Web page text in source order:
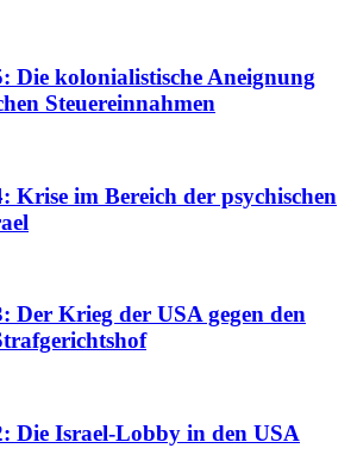
Die kolonialistische Aneignung
Steuereinnahmen
Krise im Bereich der psychischen
Der Krieg der USA gegen den
Die Israel-Lobby in den USA